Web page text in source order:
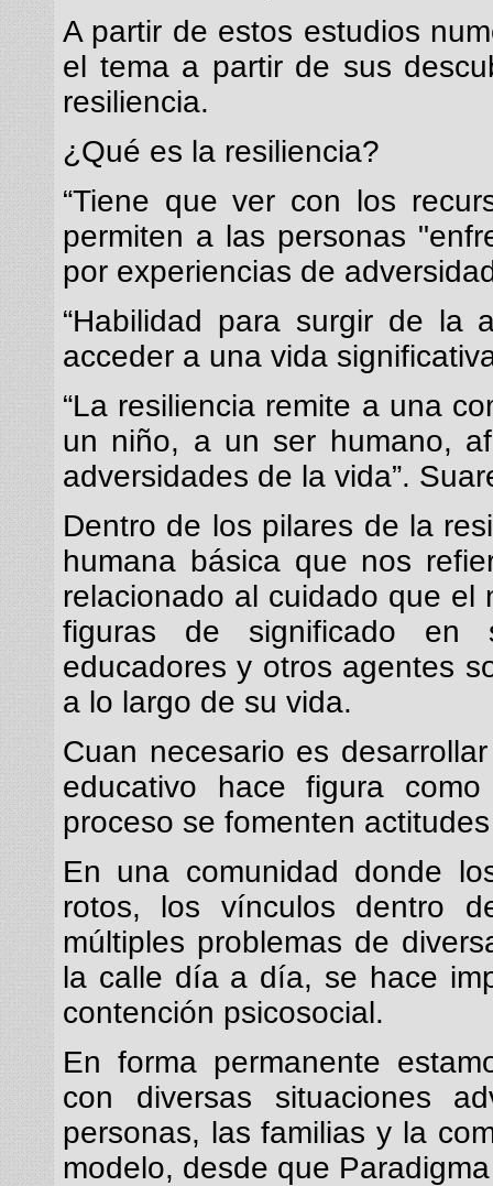
A partir de estos estudios
el tema a partir de sus
resiliencia.
¿Qué es la resiliencia?
“Tiene que ver con los
permiten a las personas
por experiencias de
“Habilidad para surgir de la
acceder a una vida
“La resiliencia remite a una
un niño, a un ser humano,
adversidades de la vida”.
Dentro de los pilares de la
humana básica que nos
relacionado al cuidado que
figuras de significado en
educadores y otros agentes
a lo largo de su vida.
Cuan necesario es
educativo hace figura
proceso se fomenten
En una comunidad donde
rotos, los vínculos dentro
múltiples problemas de
la calle día a día, se hace
contención psicosocial.
En forma permanente
con diversas situaciones
personas, las familias y la
modelo, desde que